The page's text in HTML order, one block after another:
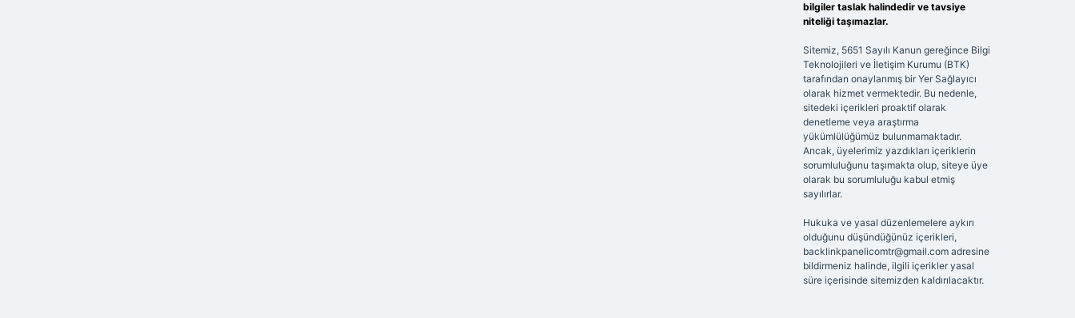
bilgiler taslak halindedir ve tavsiye
niteliği taşımazlar.
Sitemiz, 5651 Sayılı Kanun gereğince Bilgi
Teknolojileri ve İletişim Kurumu (BTK)
tarafından onaylanmış bir Yer Sağlayıcı
olarak hizmet vermektedir. Bu nedenle,
sitedeki içerikleri proaktif olarak
denetleme veya araştırma
yükümlülüğümüz bulunmamaktadır.
Ancak, üyelerimiz yazdıkları içeriklerin
sorumluluğunu taşımakta olup, siteye üye
olarak bu sorumluluğu kabul etmiş
sayılırlar.
Hukuka ve yasal düzenlemelere aykırı
olduğunu düşündüğünüz içerikleri,
backlinkpanelicomtr@gmail.comadresine
bildirmeniz halinde, ilgili içerikler yasal
süre içerisinde sitemizden kaldırılacaktır.